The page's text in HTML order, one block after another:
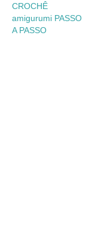
CROCHÊ
amigurumi PASSO
A PASSO